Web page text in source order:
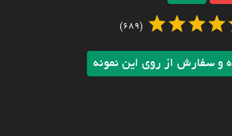
(689)
و سفارش از روی این نمونه